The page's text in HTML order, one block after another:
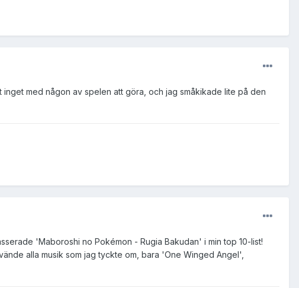
med någon av spelen att göra, och jag småkikade lite på den
'Maboroshi no Pokémon - Rugia Bakudan' i min top 10-list!
alla musik som jag tyckte om, bara 'One Winged Angel',